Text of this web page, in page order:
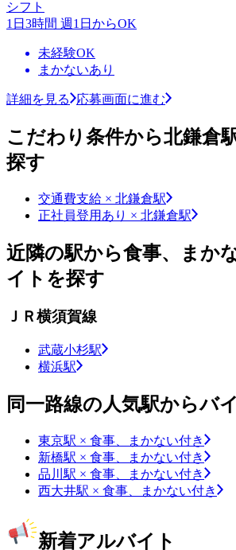
シフト
1日3時間 週1日からOK
未経験OK
まかないあり
詳細を見る 応募画面に進む
こだわり条件から北鎌倉
探す
交通費支給 × 北鎌倉駅
正社員登用あり × 北鎌倉駅
近隣の駅から食事、まか
イトを探す
ＪＲ横須賀線
武蔵小杉駅
横浜駅
同一路線の人気駅からバ
東京駅 × 食事、まかない付き
新橋駅 × 食事、まかない付き
品川駅 × 食事、まかない付き
西大井駅 × 食事、まかない付き
新着アルバイト